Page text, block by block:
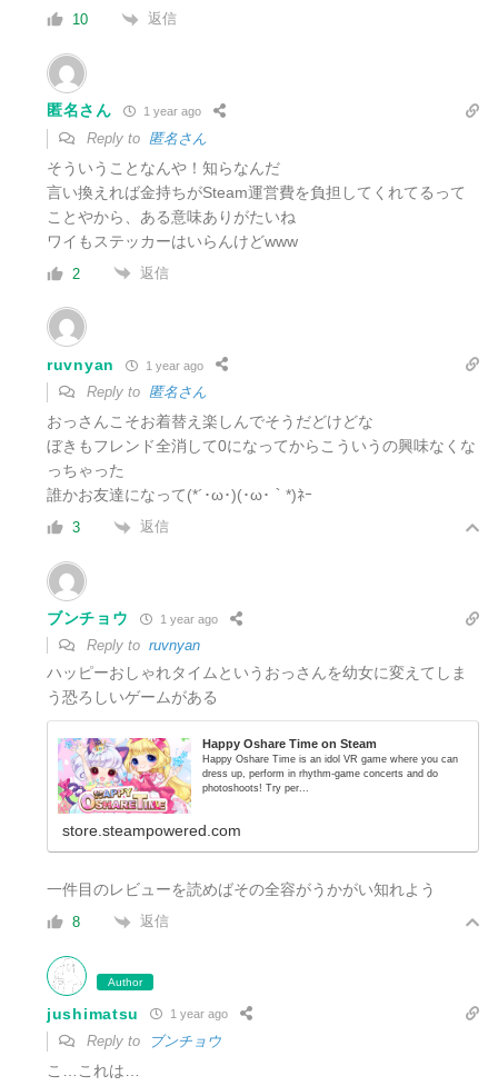
10 返信
匿名さん 1 year ago
Reply to 匿名さん
そういうことなんや！知らなんだ
言い換えれば金持ちがSteam運営費を負担してくれてるって
ことやから、ある意味ありがたいね
ワイもステッカーはいらんけどwww
2 返信
ruvnyan 1 year ago
Reply to 匿名さん
おっさんこそお着替え楽しんでそうだどけどな
ぼきもフレンド全消して0になってからこういうの興味なくな
っちゃった
誰かお友達になって(*´･ω･)(･ω･｀*)ﾈｰ
3 返信
ブンチョウ 1 year ago
Reply to ruvnyan
ハッピーおしゃれタイムというおっさんを幼女に変えてしま
う恐ろしいゲームがある
Happy Oshare Time on Steam
Happy Oshare Time is an idol VR game where you can
dress up, perform in rhythm-game concerts and do
photoshoots! Try per...
store.steampowered.com
一件目のレビューを読めばその全容がうかがい知れよう
8 返信
Author
jushimatsu 1 year ago
Reply to ブンチョウ
こ…これは…